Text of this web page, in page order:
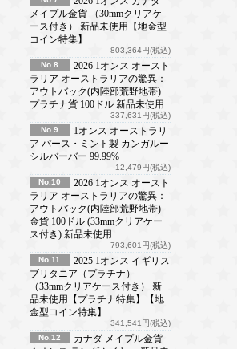
メイプル金貨 （30mmクリアケ
ース付き） 新品未使用【地金型
コイン特集】
803,364円(税込)
No.8
2026 1オンス オースト
ラリア オーストラリアの驚異：
アウトバック(内陸部荒野地帯)
プラチナ貨 100ドル 新品未使用
337,631円(税込)
No.9
1オンス オーストラリ
ア パース・ミント製 カンガルー
シルバーバー 99.99%
12,479円(税込)
No.10
2026 1オンス オースト
ラリア オーストラリアの驚異：
アウトバック(内陸部荒野地帯)
金貨 100ドル (33mmクリアケー
ス付き) 新品未使用
793,601円(税込)
No.11
2025 1オンス イギリス
ブリタニア（プラチナ）
（33mmクリアケース付き） 新
品未使用【プラチナ特集】【地
金型コイン特集】
341,541円(税込)
No.12
カナダ メイプル金貨